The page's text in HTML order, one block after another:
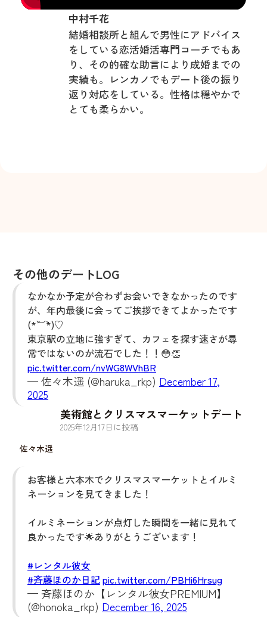
中村千花
結婚相談所と組んで男性にアドバイス
をしている恋活婚活専門コーチでもあ
り、その的確な助言により成婚までの
実績も。レンカノでもデート後の振り
返り対応をしている。性格は穏やかで
とても柔らかい。
その他のデートLOG
なかなか予定が合わずお会いできなかったのです
が、年内最後に会ってご挨拶できてよかったです
(*´︶`*)♡
東京駅の立地に強すぎて、カフェを探す速さが尋
常ではないのが流石でした！！😳👏
pic.twitter.com/nvWG8WVhBR
— 佐々木遥 (@haruka_rkp) December 17,
2025
佐々木遥
美術館とクリスマスマーケットデート
2025年12月 17日に投稿
お客様と六本木でクリスマスマーケットとイルミ
ネーションを見てきました！
イルミネーションが点灯した瞬間を一緒に見れて
良かったです🌟ありがとうございます！
#レンタル彼女
#斉藤ほのか日記pic.twitter.com/PBHi6Hrsug
— 斉藤ほのか【レンタル彼女PREMIUM】
(@honoka_rkp) December 16, 2025